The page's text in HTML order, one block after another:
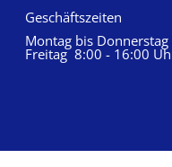
Geschäftszeiten
Montag bis
Freitag 8:00 - 16:00